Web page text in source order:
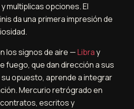
multiplicas opciones. El
da una primera impresión de
los signos de aire —Libray
fuego, que dan dirección a sus
su opuesto, aprende a integrar
Mercurio retrógrado en
escritos y